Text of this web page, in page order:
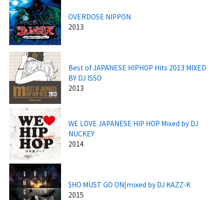
OVERDOSE NIPPON
2013
Best of JAPANESE HIPHOP Hits 2013 MIXED
BY DJ ISSO
2013
WE LOVE JAPANESE HIP HOP Mixed by DJ
NUCKEY
2014
$HO MUST GO ON|mixed by DJ KAZZ-K
2015